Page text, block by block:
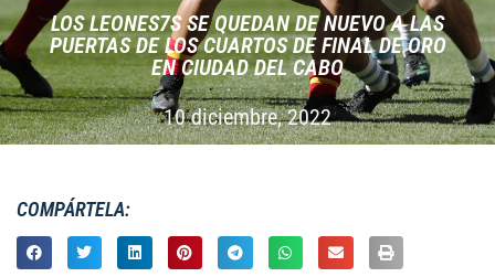
LOS LEONES7S SE QUEDAN DE NUEVO A LAS
PUERTAS DE LOS CUARTOS DE FINAL DE ORO
EN CIUDAD DEL CABO
10 diciembre, 2022
COMPÁRTELA: